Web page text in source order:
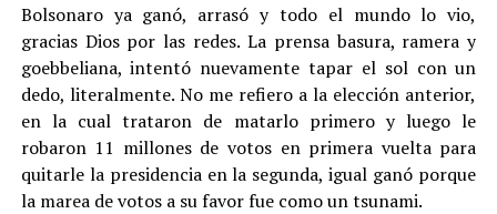
Bolsonaro ya ganó, arrasó y todo el mundo lo vio,
gracias Dios por las redes. La prensa basura, ramera y
goebbeliana, intentó nuevamente tapar el sol con un
dedo, literalmente. No me refiero a la elección anterior,
en la cual trataron de matarlo primero y luego le
robaron 11 millones de votos en primera vuelta para
quitarle la presidencia en la segunda, igual ganó porque
la marea de votos a su favor fue como un tsunami.